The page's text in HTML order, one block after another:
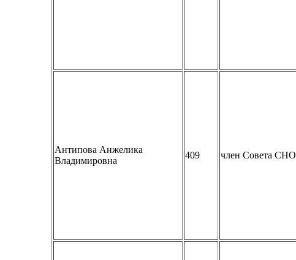
Антипова Анжелика
Владимировна
409 член Совета СНО